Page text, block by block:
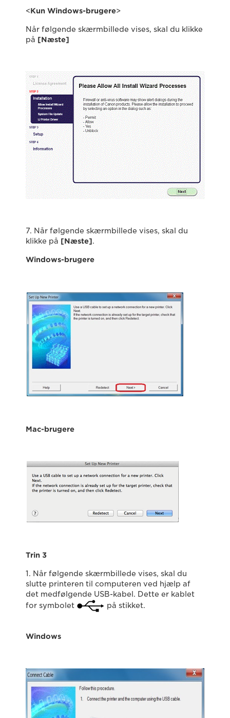
<Kun Windows-brugere>
Når følgende skærmbillede vises, skal du klikke
på [Næste]
7. Når følgende skærmbillede vises, skal du
klikke på [Næste].
Windows-brugere
Mac-brugere
Trin 3
1. Når følgende skærmbillede vises, skal du
slutte printeren til computeren ved hjælp af
det medfølgende USB-kabel. Dette er kablet
for symbolet
på stikket.
Windows